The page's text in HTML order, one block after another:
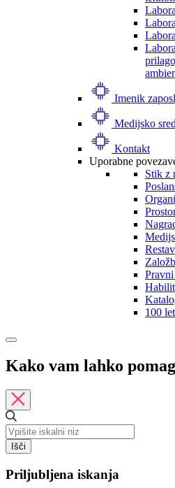
Imenik
Medijsko
Kontakt
Uporabne
Stik z
100
Kako vam lahko
Išči
Priljubljena iskanja